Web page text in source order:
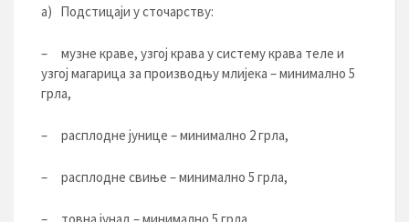
а) Подстицаји у сточарству:
– музне краве, узгој крава у систему крава теле и
узгој магарица за производњу млијека – минимално 5
грла,
– расплодне јунице – минимално 2 грла,
– расплодне свиње – минимално 5 грла,